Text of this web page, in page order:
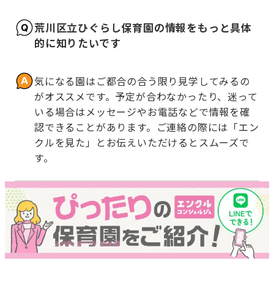
荒川区立ひぐらし保育園の情報をもっと具体
的に知りたいです
気になる園はご都合の合う限り見学してみるの
がオススメです。予定が合わなかったり、迷って
いる場合はメッセージやお電話などで情報を確
認できることがあります。ご連絡の際には「エン
クルを見た」とお伝えいただけるとスムーズで
す。